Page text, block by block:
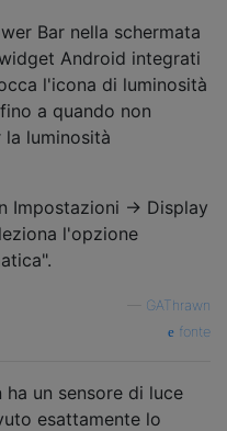
Bar nella schermata
Android integrati
l'icona di luminosità
a quando non
la luminosità
Impostazioni -> Display
l'opzione
GAThrawn
fonte
un sensore di luce
esattamente lo